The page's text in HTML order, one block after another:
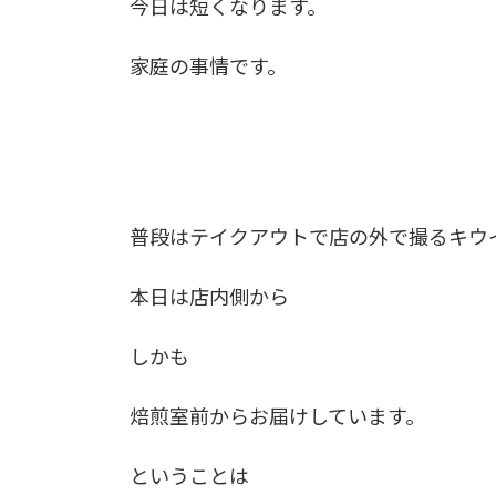
今日は短くなります。
家庭の事情です。
普段はテイクアウトで店の外で撮るキウ
本日は店内側から
しかも
焙煎室前からお届けしています。
ということは